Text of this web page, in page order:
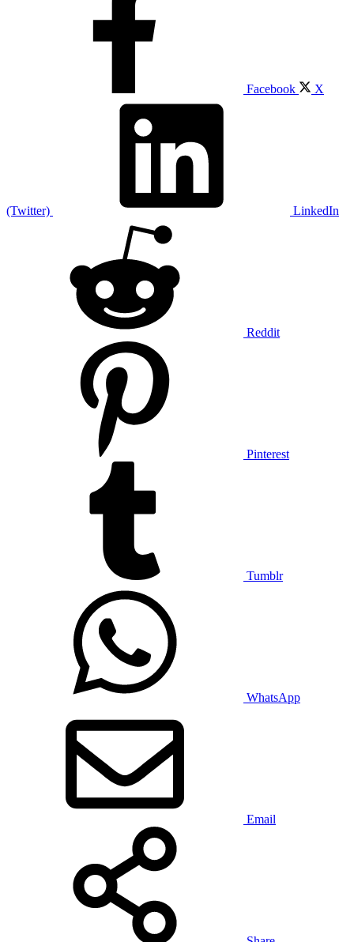
Facebook X
(Twitter) LinkedIn
Reddit
Pinterest
Tumblr
WhatsApp
Email